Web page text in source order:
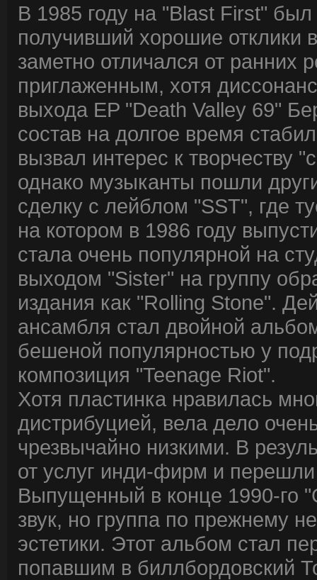
В 1985 году на "Blast First"
получивший хорошие отклики
заметно отличался от ранних
приглаженным, хотя
выхода EP "Death Valley 69"
состав на долгое время
вызвал интерес к творчеству
однако музыканты пошли
сделку с лейблом "SST", где
на котором в 1986 году
стала очень популярной на
выходом "Sister" на группу
издания как "Rolling Stone".
ансамбля стал двойной
бешеной популярностью у
композиция "Teenage Riot".
Хотя пластинка нравилась
дистрибуцией, вела дело
чрезвычайно низкими. В
от услуг инди-фирм и
Выпущенный в конце 1990-го
звук, но группа по прежнему
эстетики. Этот альбом стал
попавшим в биллбордовский